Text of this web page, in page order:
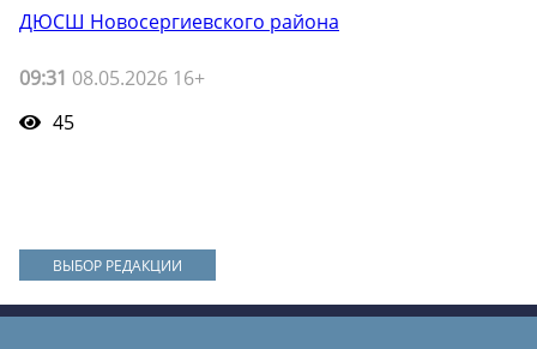
ДЮСШ Новосергиевского района
09:31 08.05.2026 16+
45
ВЫБОР РЕДАКЦИИ